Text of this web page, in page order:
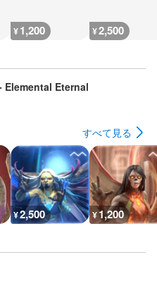
¥1,200 ¥2,500
Eternal
すべて見る
¥2,500 ¥1,200